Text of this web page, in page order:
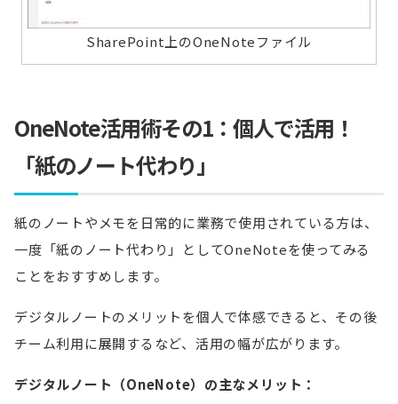
SharePoint上のOneNoteファイル
OneNote活用術その1：個人で活用！
「紙のノート代わり」
紙のノートやメモを日常的に業務で使用されている方は、
一度「紙のノート代わり」としてOneNoteを使ってみる
ことをおすすめします。
デジタルノートのメリットを個人で体感できると、その後
チーム利用に展開するなど、活用の幅が広がります。
デジタルノート（OneNote）の主なメリット：